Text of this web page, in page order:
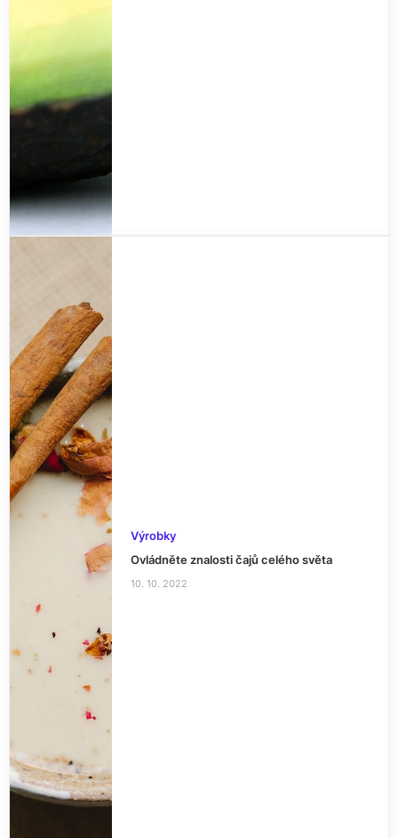
Výrobky
Ovládněte znalosti čajů celého světa
10. 10. 2022